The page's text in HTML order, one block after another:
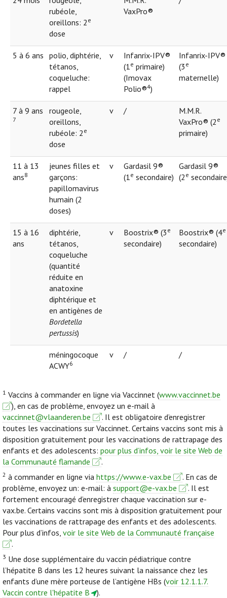
rubéole,
oreillons: 2 e
dose
VaxPro®
5 à 6 ans polio, diphtérie,
tétanos,
coqueluche:
rappel
v
Infanrix-IPV®
(1e primaire)
(Imovax
Polio®4)
Infanrix-IPV®
(3 e
maternelle)
7 à 9 ans
7
rougeole,
oreillons,
rubéole: 2 e
dose
v /
M.M.R.
VaxPro® (2 e
primaire)
11 à 13
ans8
jeunes filles et
garçons:
papillomavirus
humain (2
doses)
v
Gardasil 9®
(1e secondaire)
Gardasil 9®
(2 e
15 à 16
ans
diphtérie,
tétanos,
coqueluche
(quantité
réduite en
anatoxine
diphtérique et
en antigènes de
Bordetella
pertussis)
v Boostrix® (3 e
secondaire)
Boostrix® (4e
secondaire)
méningocoque
ACWY6
v / /
1 Vaccins à commander en ligne via Vaccinnet (www.vaccinnet.be
), en cas de problème, envoyez un e-mail à
vaccinnet@vlaanderen.be
. Il est obligatoire d’enregistrer
toutes les vaccinations sur Vaccinnet. Certains vaccins sont mis à
disposition gratuitement pour les vaccinations de rattrapage des
enfants et des adolescents: pour plus d’infos, voir le site Web de
la Communauté flamande
.
2 à commander en ligne via https://www.e-vax.be
. En cas de
problème, envoyez un: e-mail: à support@e-vax.be
. Il est
fortement encouragé d’enregistrer chaque vaccination sur e-
vax.be. Certains vaccins sont mis à disposition gratuitement pour
les vaccinations de rattrapage des enfants et des adolescents.
Pour plus d’infos, voir le site Web de la Communauté française
.
3 Une dose supplémentaire du vaccin pédiatrique contre
l’hépatite B dans les 12 heures suivant la naissance chez les
enfants d’une mère porteuse de l’antigène HBs (voir 12.1.1.7.
Vaccin contre l'hépatite B
).